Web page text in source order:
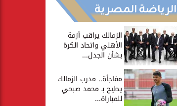
الرياضة المصرية
الزمالك يراقب أزمة
الأهلي واتحاد الكرة
بشأن الجدل...
مفاجأة.. مدرب الزمالك
يطيح بـ محمد صبحي
للمباراة...